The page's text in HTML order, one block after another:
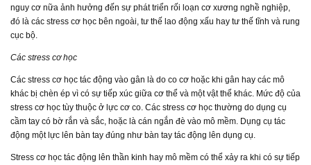
nguy cơ nữa ảnh hưởng đến sự phát triển rối loạn cơ xương nghề nghiệp,
đó là các stress cơ học bên ngoài, tư thế lao động xấu hay tư thế tĩnh và rung
cục bộ.
Các stress cơ học
Các stress cơ học tác động vào gân là do co cơ hoặc khi gân hay các mô
khác bị chèn ép vì có sự tiếp xúc giữa cơ thể và một vật thể khác. Mức độ của
stress cơ học tùy thuộc ở lực cơ co. Các stress cơ học thường do dụng cụ
cầm tay có bờ rắn và sắc, hoặc là cán ngắn đè vào mô mềm. Dụng cụ tác
động một lực lên bàn tay đúng như bàn tay tác động lên dụng cụ.
Stress cơ học tác động lên thần kinh hay mô mềm có thể xảy ra khi có sự tiếp